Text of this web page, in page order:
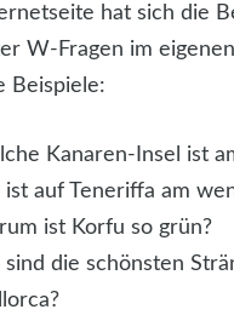
hat sich die
W-Fragen im
Beispiele:
Kanaren-Insel ist
ist auf Teneriffa am
ist Korfu so grün?
sind die schönsten